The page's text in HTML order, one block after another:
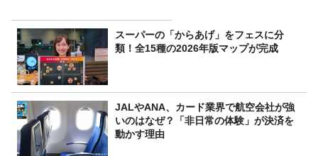
スーパーの「からあげ」をフェスに分
類！全15種の2026年版マップが完成
JALやANA、カード業界で航空会社が強
いのはなぜ？「非日常の体験」が決済を
動かす理由